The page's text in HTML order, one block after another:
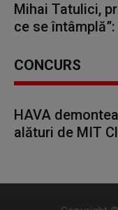
Mihai Tatulici,
ce se întâmplă”:
CONCURS
HAVA
alături de MIT